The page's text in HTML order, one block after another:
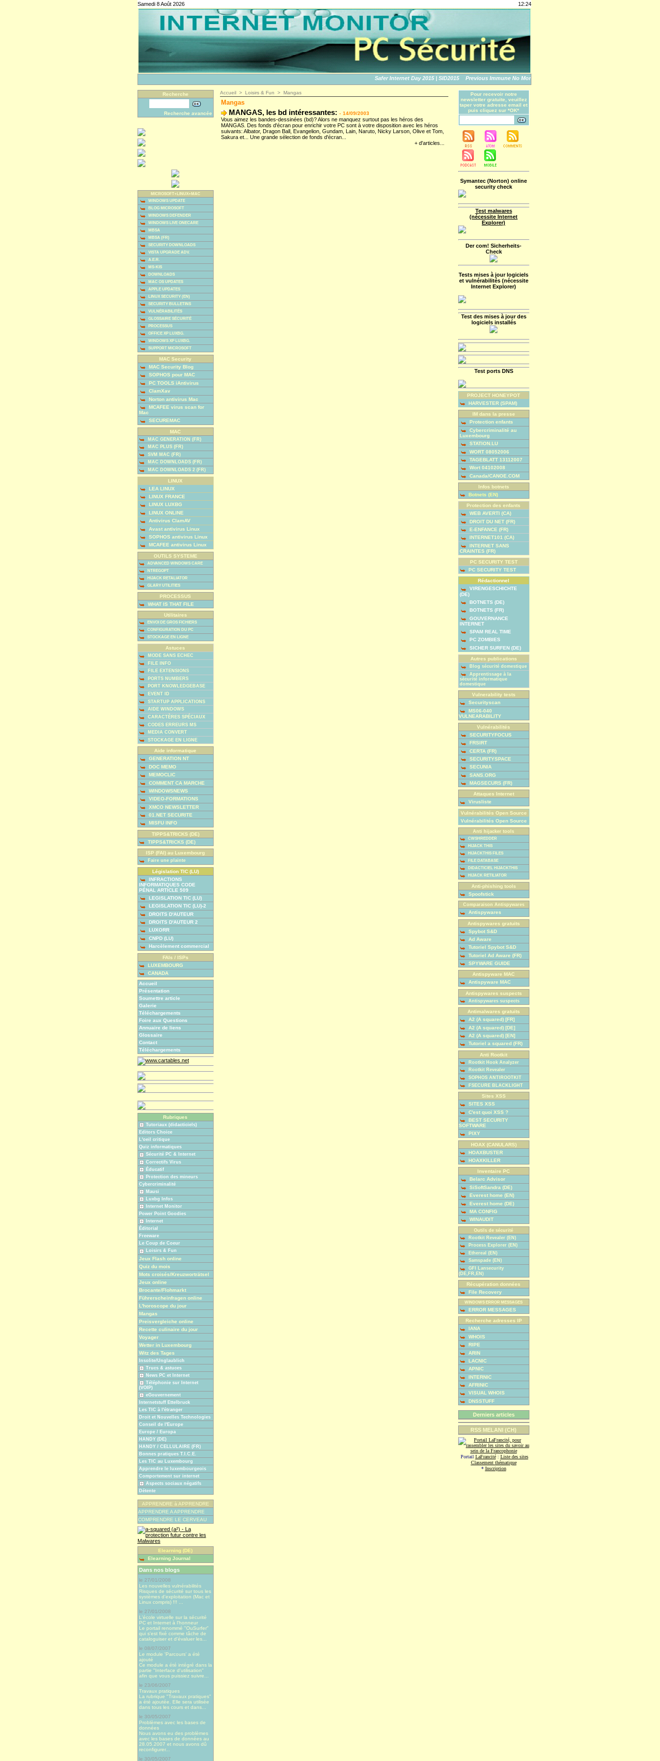
Samedi 8 Août 2026 12:24
Safer Internet Day 2015 | SID2015 Previous Immune No More: An Apple Story
Recherche
Recherche avancée
MICROSOFT+LINUX+MAC
WINDOWS UPDATE
BLOG MICROSOFT
WINDOWS DEFENDER
WINDOWS LIVE ONECARE
MBSA
MBSA (FR)
SECURITY DOWNLOADS
VISTA UPGRADE ADV.
A.E.R.
MS-KIS
DOWNLOADS
MAC OS UPDATES
APPLE UPDATES
LINUX SECURITY (EN)
SECURITY BULLETINS
VULNÉRABILITÉS
GLOSSAIRE SÉCURITÉ
PROCESSUS
OFFICE XP LUXBG.
WINDOWS XP LUXBG.
SUPPORT MICROSOFT
MAC Security
MAC Security Blog
SOPHOS pour MAC
PC TOOLS iAntivirus
ClamXav
Norton antivirus Mac
MCAFEE virus scan for
Mac
SECUREMAC
MAC
MAC GENERATION (FR)
MAC PLUS (FR)
SVM MAC (FR)
MAC DOWNLOADS (FR)
MAC DOWNLOADS 2 (FR)
LINUX
LEA LINUX
LINUX FRANCE
LINUX LUXBG
LINUX ONLINE
Antivirus ClamAV
Avast antivirus Linux
SOPHOS antivirus Linux
MCAFEE antivirus Linux
OUTILS SYSTEME
ADVANCED WINDOWS CARE
NTREGOPT
HIJACK RETALIATOR
GLARY UTILITIES
PROCESSUS
WHAT IS THAT FILE
Utilitaires
ENVOI DE GROS FICHIERS
CONFIGURATION DU PC
STOCKAGE EN LIGNE
Astuces
MODE SANS ECHEC
FILE INFO
FILE EXTENSIONS
PORTS NUMBERS
PORT KNOWLEDGEBASE
EVENT ID
STARTUP APPLICATIONS
AIDE WINDOWS
CARACTÈRES SPÉCIAUX
CODES ERREURS MS
MEDIA CONVERT
STOCKAGE EN LIGNE
Aide informatique
GENERATION NT
DOC MEMO
MEMOCLIC
COMMENT CA MARCHE
WINDOWSNEWS
VIDEO-FORMATIONS
XMCO NEWSLETTER
01.NET SECURITE
MISFU INFO
TIPPS&TRICKS (DE)
TIPPS&TRICKS (DE)
ISP (FAI) au Luxembourg
Faire une plainte
Législation TIC (LU)
INFRACTIONS
INFORMATIQUES CODE
PÉNAL ARTICLE 509
LEGISLATION TIC (LU)
LEGISLATION TIC (LU)-2
DROITS D'AUTEUR
DROITS D'AUTEUR 2
LUXORR
CNPD (LU)
Harcèlement commercial
FAIs / ISPs
LUXEMBOURG
CANADA
Accueil
Présentation
Soumettre article
Galerie
Téléchargements
Foire aux Questions
Annuaire de liens
Glossaire
Contact
Téléchargements
Rubriques
Tutoriaux (didacticiels)
Editors Choice
L'oeil critique
Quiz informatiques
Sécurité PC & Internet
Correctifs Virus
Éducatif
Protection des mineurs
Cybercriminalité
Mausi
Luxbg Infos
Internet Monitor
Power Point Goodies
Internet
Éditorial
Freeware
Le Coup de Coeur
Loisirs & Fun
Jeux Flash online
Quiz du mois
Mots croisés/Kreuzworträtsel
Jeux online
Brocante/Flohmarkt
Führerscheinfragen online
L'horoscope du jour
Mangas
Preisvergleiche online
Recette culinaire du jour
Voyager
Wetter in Luxembourg
Witz des Tages
Insolite/Unglaublich
Trucs & astuces
News PC et Internet
Téléphonie sur Internet
(VOIP)
eGouvernement
Internetstuff Ettelbruck
Les TIC à l'étranger
Droit et Nouvelles Technologies
Conseil de l'Europe
Europe / Europa
HANDY (DE)
HANDY / CELLULAIRE (FR)
Bonnes pratiques T.I.C.E.
Les TIC au Luxembourg
Apprendre le luxembourgeois
Comportement sur internet
Aspects sociaux négatifs
Détente
APPRENDRE à APPRENDRE
APPRENDRE A APPRENDRE
COMPRENDRE LE CERVEAU
Elearning (DE)
Elearning Journal
Dans nos blogs
le 27/01/2008
Les nouvelles vulnérabilités
Risques de sécurité sur tous les
systèmes d'exploitation (Mac et
Linux compris) !!! ...
le 27/01/2008
L'école virtuelle sur la sécurité
PC et Internet à l'honneur
Le portail renommé "OuSurfer"
qui s'est fixé comme tâche de
cataloguiser et d'évaluer les...
le 08/07/2007
Le module 'Parcours' a été
ajouté
Ce module a été intégré dans la
partie "Interface d'utilisation"
afin que vous puissiez suivre...
le 23/06/2007
Travaux pratiques
La rubrique "Travaux pratiques"
a été ajoutée. Elle sera utilisée
dans tous les cours et dans...
le 30/05/2007
Problèmes avec les bases de
données
Nous avons eu des problèmes
avec les bases de données au
28.05.2007 et nous avons dû
reconfigurer...
le 30/05/2007
Accueil > Loisirs & Fun > Mangas
Mangas
MANGAS, les bd intéressantes: - 14/09/2003
Vous aimez les bandes-dessinées (bd)? Alors ne manquez surtout pas les héros des
MANGAS. Des fonds d'écran pour enrichir votre PC sont à votre disposition avec les héros
suivants: Albator, Dragon Ball, Evangelion, Gundam, Lain, Naruto, Nicky Larson, Olive et Tom,
Sakura et... Une grande sélection de fonds d'écran...
+ d'articles...
Pour recevoir notre
newsletter gratuite, veuillez
taper votre adresse email et
puis cliquez sur *OK*
Symantec (Norton) online
security check
Test malwares
(nécessite Internet
Explorer)
Der com! Sicherheits-
Check
Tests mises à jour logiciels
et vulnérabilités (nécessite
Internet Explorer)
Test des mises à jour des
logiciels installés
Test ports DNS
PROJECT HONEYPOT
HARVESTER (SPAM)
IM dans la presse
Protection enfants
Cybercriminalité au
Luxembourg
STATION.LU
WORT 08052006
TAGEBLATT 13112007
Wort 04102008
Canada/CANOE.COM
Infos botnets
Botnets (EN)
Protection des enfants
WEB AVERTI (CA)
DROIT DU NET (FR)
E-ENFANCE (FR)
INTERNET101 (CA)
INTERNET SANS
CRAINTES (FR)
PC SECURITY TEST
PC SECURITY TEST
Rédactionnel
VIRENGESCHICHTE
(DE)
BOTNETS (DE)
BOTNETS (FR)
GOUVERNANCE
INTERNET
SPAM REAL TIME
PC ZOMBIES
SICHER SURFEN (DE)
Autres publications
Blog sécurité domestique
Apprentissage à la
sécurité informatique
domestique
Vulnerability tests
Securityscan
MS06-040
VULNEARABILITY
Vulnérabilités
SECURITYFOCUS
FRSIRT
CERTA (FR)
SECURITYSPACE
SECUNIA
SANS.ORG
MAGSECURS (FR)
Attaques Internet
Virusliste
Vulnérabilités Open Source
Vulnérabilités Open Source
Anti hijacker tools
CWSHREDDER
HIJACK THIS
HIJACKTHIS FILES
FILE DATABASE
DIDACTICIEL HIJACKTHIS
HIJACK RETILIATOR
Anti-phishing tools
Spoofstick
Comparaison Antispywares
Antispywares
Antispywares gratuits
Spybot S&D
Ad Aware
Tutoriel Spybot S&D
Tutoriel Ad Aware (FR)
SPYWARE GUIDE
Antispyware MAC
Antispyware MAC
Antispywares suspects
Antispywares suspects
Antimalwares gratuits
A2 (A squared) [FR]
A2 (A squared) [DE]
A2 (A squared) [EN]
Tutoriel a squared (FR)
Anti Rootkit
Rootkit Hook Analyzer
Rootkit Revealer
SOPHOS ANTIROOTKIT
FSECURE BLACKLIGHT
Sites XSS
SITES XSS
C'est quoi XSS ?
BEST SECURITY
SOFTWARE
PIXY
HOAX (CANULARS)
HOAXBUSTER
HOAXKILLER
Inventaire PC
Belarc Advisor
SiSoftSandra (DE)
Everest home (EN)
Everest home (DE)
MA CONFIG
WINAUDIT
Outils de sécurité
Rootkit Revealer (EN)
Process Explorer (EN)
Ethereal (EN)
Samspade (EN)
GFI Lansecurity
(DE,FR,EN)
Récupération données
File Recovery
WINDOWS ERROR MESSAGES
ERROR MESSAGES
Recherche adresses IP
IANA
WHOIS
RIPE
ARIN
LACNIC
APNIC
INTERNIC
AFRINIC
VISUAL WHOIS
DNSSTUFF
Derniers articles
RSS MELANI (CH)
Portail LaFrancité: Liste des sites
Classement thématique
* Inscription